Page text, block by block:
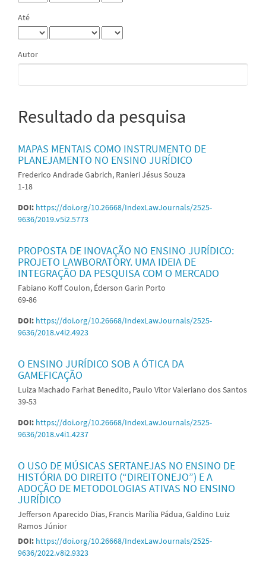
Até
Autor
Resultado da pesquisa
MAPAS MENTAIS COMO INSTRUMENTO DE
PLANEJAMENTO NO ENSINO JURÍDICO
Frederico Andrade Gabrich, Ranieri Jésus Souza
1-18
DOI: https://doi.org/10.26668/IndexLawJournals/2525-
9636/2019.v5i2.5773
PROPOSTA DE INOVAÇÃO NO ENSINO JURÍDICO:
PROJETO LAWBORATORY. UMA IDEIA DE
INTEGRAÇÃO DA PESQUISA COM O MERCADO
Fabiano Koff Coulon, Éderson Garin Porto
69-86
DOI: https://doi.org/10.26668/IndexLawJournals/2525-
9636/2018.v4i2.4923
O ENSINO JURÍDICO SOB A ÓTICA DA
GAMEFICAÇÃO
Luiza Machado Farhat Benedito, Paulo Vitor Valeriano dos Santos
39-53
DOI: https://doi.org/10.26668/IndexLawJournals/2525-
9636/2018.v4i1.4237
O USO DE MÚSICAS SERTANEJAS NO ENSINO DE
HISTÓRIA DO DIREITO (“DIREITONEJO”) E A
ADOÇÃO DE METODOLOGIAS ATIVAS NO ENSINO
JURÍDICO
Jefferson Aparecido Dias, Francis Marília Pádua, Galdino Luiz
Ramos Júnior
DOI: https://doi.org/10.26668/IndexLawJournals/2525-
9636/2022.v8i2.9323